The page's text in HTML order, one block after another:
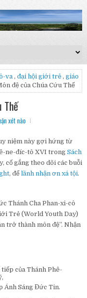
va , đại hội giới trẻ , giáo
đệ của Chúa Cứu Thế
Thế
xét nào
niệm này gợi hứng từ
ne-đíc-tô XVI trong Sách
cố gắng theo dõi các buỗi
, để lãnh nhận ơn xá tội.
Thánh Cha Phan-xi-cô
Trẻ (World Youth Day)
trở thành môn đệ”. Nhận
của Thánh Phê-
Ánh Sáng Đức Tin.